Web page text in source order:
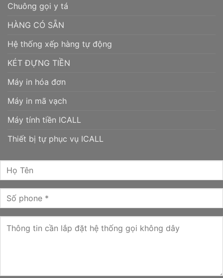
Chuông gọi y tá
HÀNG CÓ SẴN
Hệ thống xếp hàng tự động
KÉT ĐỰNG TIỀN
Máy in hóa đơn
Máy in mã vạch
Máy tính tiền ICALL
Thiết bị tự phục vụ ICALL